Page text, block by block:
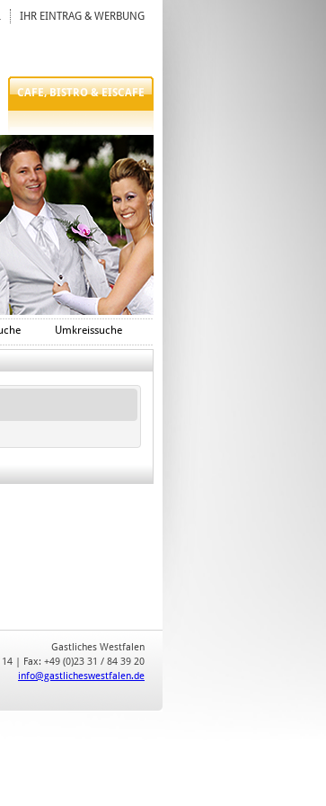
Umkreissuche
IHR EINTRAG & WERBUNG
CAFE, BISTRO & EISCAFE
Gastliches Westfalen
| Fax: +49 (0)23 31 / 84 39 20
info@gastlicheswestfalen.de